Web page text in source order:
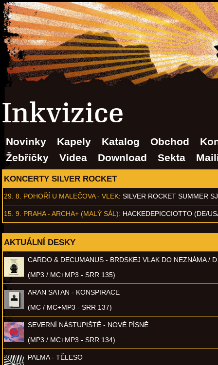
Inkvizice
Novinky Kapely Katalog Obchod
Žebříčky
Videa Download Sekta
KONCERTY SILVER ROCKET
29. 8. POHOŘÍ U MALEČOVA - VLEK: SILVER ROCKET SUMMER
15. 9. PRAHA - ARCHA+ (MALÝ SÁL): HACKEDEPICCIOTTO (DE/
AKTUÁLNÍ DESKY
CARDO & DECUMANUS - BRDSKEJ VLAK DO NEZNÁMA /
(MP3 / MC+MP3 - SRR 135)
ARAN SATAN - KONSPIRACE
(MC / MC+MP3 - SRR 137)
SEVERNÍ NÁSTUPIŠTĚ - NOVÉ PÍSNĚ
(MP3 / MC+MP3 - SRR 134)
PALMA - TĚLESO